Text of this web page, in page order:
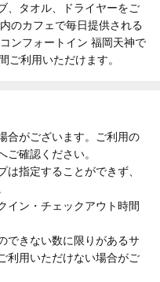
、タオル、ドライヤーをご
のカフェで毎日提供される
ンフォートイン 福岡天神で
ご利用いただけます。
合がございます。ご利用の
確認ください。
は指定することができず、
イン・チェックアウト時間
できない数に限りがあるサ
利用いただけない場合がご